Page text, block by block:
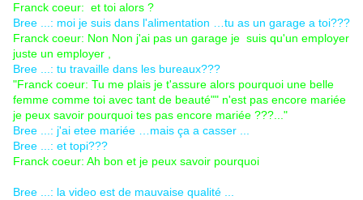
Franck coeur: et toi alors ?
Bree ...: moi je suis dans l'alimentation …tu as un garage a toi???
Franck coeur: Non Non j'ai pas un garage je suis qu'un employer
juste un employer ,
Bree ...: tu travaille dans les bureaux???
"Franck coeur: Tu me plais je t'assure alors pourquoi une belle
femme comme toi avec tant de beauté"" n'est pas encore mariée
je peux savoir pourquoi tes pas encore mariée ???..."
Bree ...: j'ai etee mariée …mais ça a casser ...
Bree ...: et topi???
Franck coeur: Ah bon et je peux savoir pourquoi
Bree ...: la video est de mauvaise qualité ...